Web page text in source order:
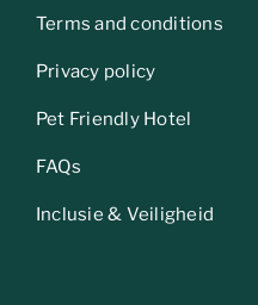
Terms and conditions
Privacy policy
Pet Friendly Hotel
FAQs
Inclusie & Veiligheid